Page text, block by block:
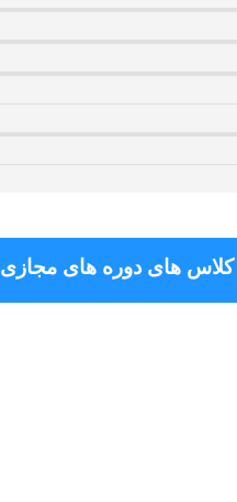
کلاس های دوره های مجازی